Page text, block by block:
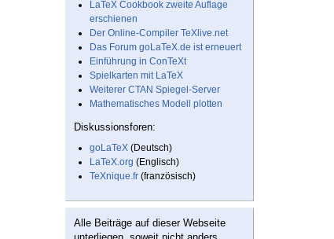
LaTeX Cookbook zweite Auflage
erschienen
Der Online-Compiler TeXlive.net
Das Forum goLaTeX.de ist erneuert
Einführung in ConTeXt
Spielkarten mit LaTeX
Weiterer CTAN Spiegel-Server
Mathematisches Modell plotten
Diskussionsforen:
goLaTeX (Deutsch)
LaTeX.org (Englisch)
TeXnique.fr (französisch)
Alle Beiträge auf dieser Webseite